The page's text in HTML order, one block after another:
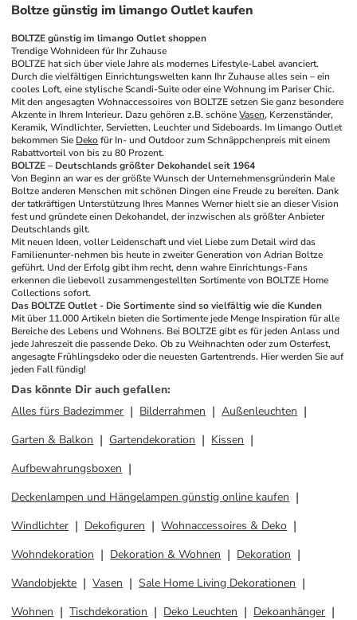
Boltze günstig im limango Outlet kaufen
BOLTZE günstig im limango Outlet shoppen
Trendige Wohnideen für Ihr Zuhause
BOLTZE hat sich über viele Jahre als modernes Lifestyle-Label avanciert.
Durch die vielfältigen Einrichtungswelten kann Ihr Zuhause alles sein – ein
cooles Loft, eine stylische Scandi-Suite oder eine Wohnung im Pariser Chic.
Mit den angesagten Wohnaccessoires von BOLTZE setzen Sie ganz besondere
Akzente in Ihrem Interieur. Dazu gehören z.B. schöne Vasen, Kerzenständer,
Keramik, Windlichter, Servietten, Leuchter und Sideboards. Im limango Outlet
bekommen Sie Deko für In- und Outdoor zum Schnäppchenpreis mit einem
Rabattvorteil von bis zu 80 Prozent.
BOLTZE – Deutschlands größter Dekohandel seit 1964
Von Beginn an war es der größte Wunsch der Unternehmensgründerin Male
Boltze anderen Menschen mit schönen Dingen eine Freude zu bereiten. Dank
der tatkräftigen Unterstützung Ihres Mannes Werner hielt sie an dieser Vision
fest und gründete einen Dekohandel, der inzwischen als größter Anbieter
Deutschlands gilt.
Mit neuen Ideen, voller Leidenschaft und viel Liebe zum Detail wird das
Familienunter-nehmen bis heute in zweiter Generation von Adrian Boltze
geführt. Und der Erfolg gibt ihm recht, denn wahre Einrichtungs-Fans
erkennen die liebevoll zusammengestellten Sortimente von BOLTZE Home
Collections sofort.
Das BOLTZE Outlet - Die Sortimente sind so vielfältig wie die Kunden
Mit über 11.000 Artikeln bieten die Sortimente jede Menge Inspiration für alle
Bereiche des Lebens und Wohnens. Bei BOLTZE gibt es für jeden Anlass und
jede Jahreszeit die passende Deko. Ob zu Weihnachten oder zum Osterfest,
angesagte Frühlingsdeko oder die neuesten Gartentrends. Hier werden Sie auf
jeden Fall fündig!
Das könnte Dir auch gefallen:
Alles fürs Badezimmer
Bilderrahmen
Außenleuchten
Garten & Balkon
Gartendekoration
Kissen
Aufbewahrungsboxen
Deckenlampen und Hängelampen günstig online kaufen
Windlichter
Dekofiguren
Wohnaccessoires & Deko
Wohndekoration
Dekoration & Wohnen
Dekoration
Wandobjekte
Vasen
Sale Home Living Dekorationen
Wohnen
Tischdekoration Deko Leuchten
Dekoanhänger